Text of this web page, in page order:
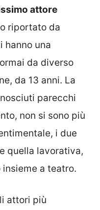
attore
riportato da
hanno una
da diverso
da 13 anni. La
parecchi
non si sono più
i due
quella lavorativa,
a teatro.
attori più